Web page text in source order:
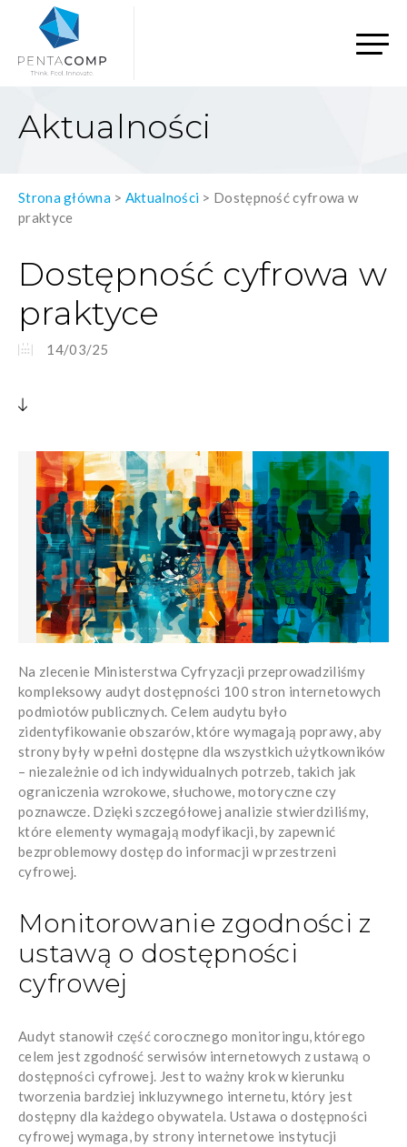
Aktualności
Strona główna> Aktualności > Dostępność cyfrowa w
praktyce
Dostępność cyfrowa w
praktyce
14/03/25
Na zlecenie Ministerstwa Cyfryzacji przeprowadziliśmy
kompleksowy audyt dostępności 100 stron internetowych
podmiotów publicznych. Celem audytu było
zidentyfikowanie obszarów, które wymagają poprawy, aby
strony były w pełni dostępne dla wszystkich użytkowników
– niezależnie od ich indywidualnych potrzeb, takich jak
ograniczenia wzrokowe, słuchowe, motoryczne czy
poznawcze. Dzięki szczegółowej analizie stwierdziliśmy,
które elementy wymagają modyfikacji, by zapewnić
bezproblemowy dostęp do informacji w przestrzeni
cyfrowej.
Monitorowanie zgodności z
ustawą o dostępności
cyfrowej
Audyt stanowił część corocznego monitoringu, którego
celem jest zgodność serwisów internetowych z ustawą o
dostępności cyfrowej. Jest to ważny krok w kierunku
tworzenia bardziej inkluzywnego internetu, który jest
dostępny dla każdego obywatela. Ustawa o dostępności
cyfrowej wymaga, by strony internetowe instytucji